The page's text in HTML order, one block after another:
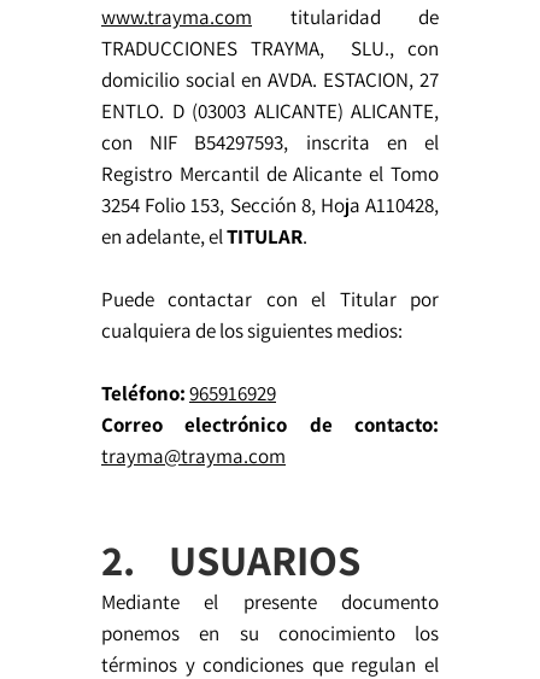
www.trayma.com titularidad de
TRADUCCIONES TRAYMA, SLU., con
domicilio social en AVDA. ESTACION, 27
ENTLO. D (03003 ALICANTE) ALICANTE,
con NIF B54297593, inscrita en el
Registro Mercantil de Alicante el Tomo
3254 Folio 153, Sección 8, Hoja A110428,
en adelante, elTITULAR.
Puede contactar con el Titular por
cualquiera de los siguientes medios:
Teléfono:965916929
Correo electrónico de contacto:
trayma@trayma.com
2. USUARIOS
Mediante el presente documento
ponemos en su conocimiento los
términos y condiciones que regulan el